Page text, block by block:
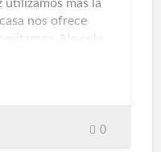
utilizamos más la
nos ofrece
No solo
también nos
o formativos
importante
a internet, y0